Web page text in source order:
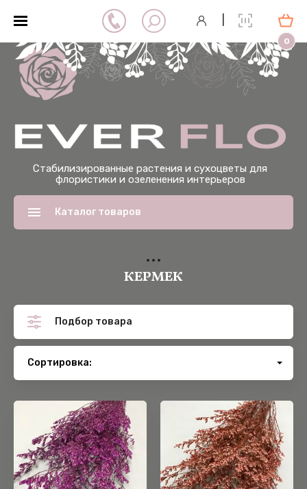
0
Стабилизированные растения и сухоцветы для
флористики и озеленения интерьеров
Каталог товаров
КЕРМЕК
Подбор товара
Сортировка:
самые дорогие
название от А
название от Я